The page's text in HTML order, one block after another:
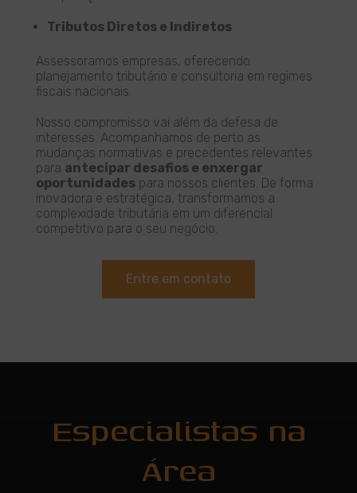
Tributos Diretos e Indiretos
Assessoramos empresas, oferecendo
planejamento tributário e consultoria em regimes
fiscais nacionais.
Nosso compromisso vai além da defesa de
interesses. Acompanhamos de perto as
mudanças normativas e precedentes relevantes
para antecipar desafios e enxergar
oportunidadespara nossos clientes. De forma
inovadora e estratégica, transformamos a
complexidade tributária em um diferencial
competitivo para o seu negócio.
Entre em contato
Especialistas na
Área